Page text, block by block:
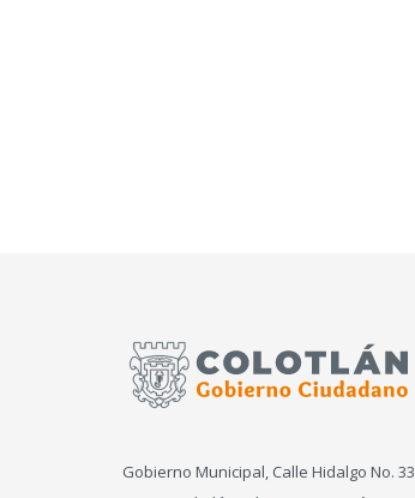
Gobierno Municipal, Calle Hidalgo No. 33